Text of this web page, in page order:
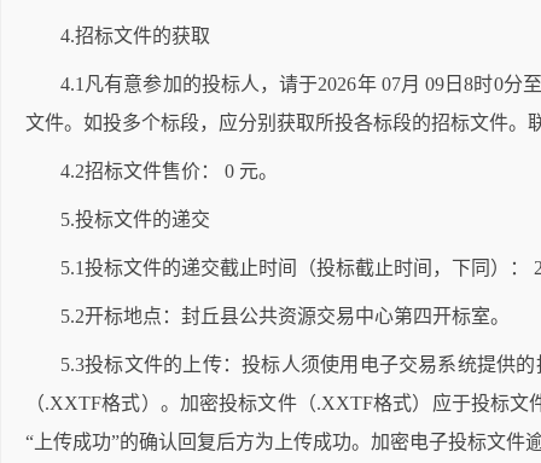
4.招标文件的获取
4.1凡有意参加的投标人，请于2026年 07月 09日8时0
文件。如投多个标段，应分别获取所投各标段的招标文件。
4.2招标文件售价： 0 元。
5.投标文件的递交
5.1投标文件的递交截止时间（投标截止时间，下同）：
5.2开标地点：封丘县公共资源交易中心第四开标室。
5.3投标文件的上传：投标人须使用电子交易系统提供
（.XXTF格式）。加密投标文件（.XXTF格式）应于投标
“上传成功”的确认回复后方为上传成功。加密电子投标文件